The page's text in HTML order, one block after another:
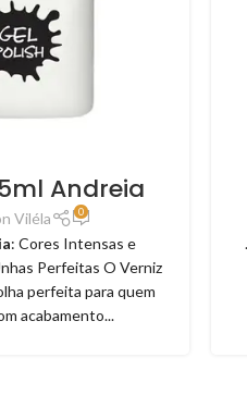
Andreia
Viléla 0
: Cores Intensas e
Perfeitas O Verniz
perfeita para quem
acabamento...